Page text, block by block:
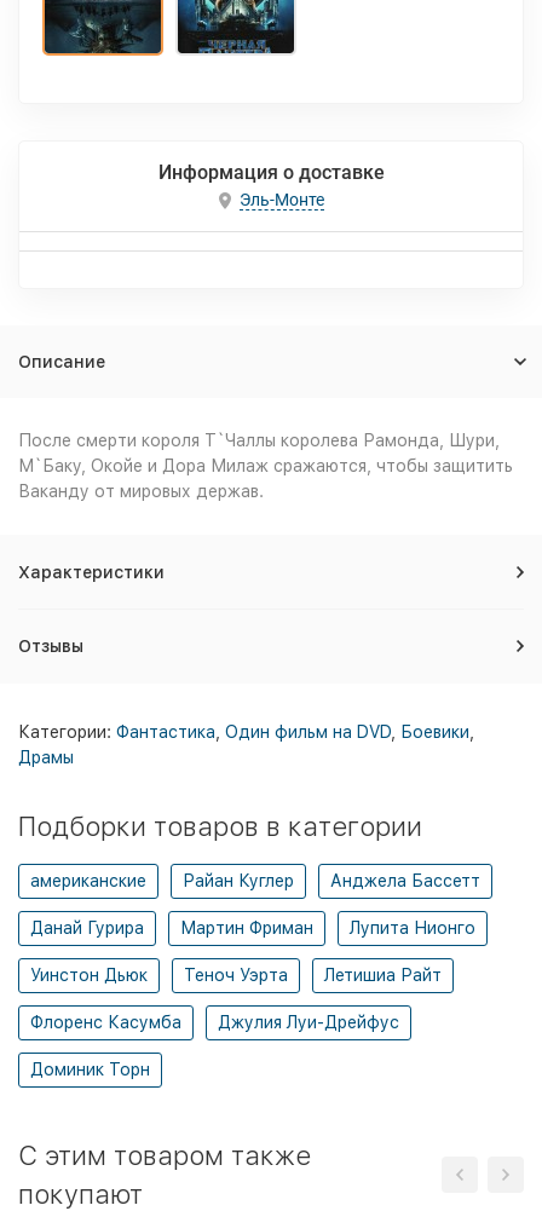
Информация о доставке
Эль-Монте
Описание
После смерти короля Т`Чаллы королева Рамонда, Шури,
М`Баку, Окойе и Дора Милаж сражаются, чтобы защитить
Ваканду от мировых держав.
Характеристики
Отзывы
Категории: Фантастика Один фильм на DVD Боевики
Драмы
Подборки товаров в категории
американские Райан Куглер Анджела Бассетт
Данай Гурира Мартин Фриман Лупита Нионго
Уинстон Дьюк Теноч Уэрта Летишиа Райт
Флоренс Касумба Джулия Луи-Дрейфус
Доминик Торн
C этим товаром также
покупают